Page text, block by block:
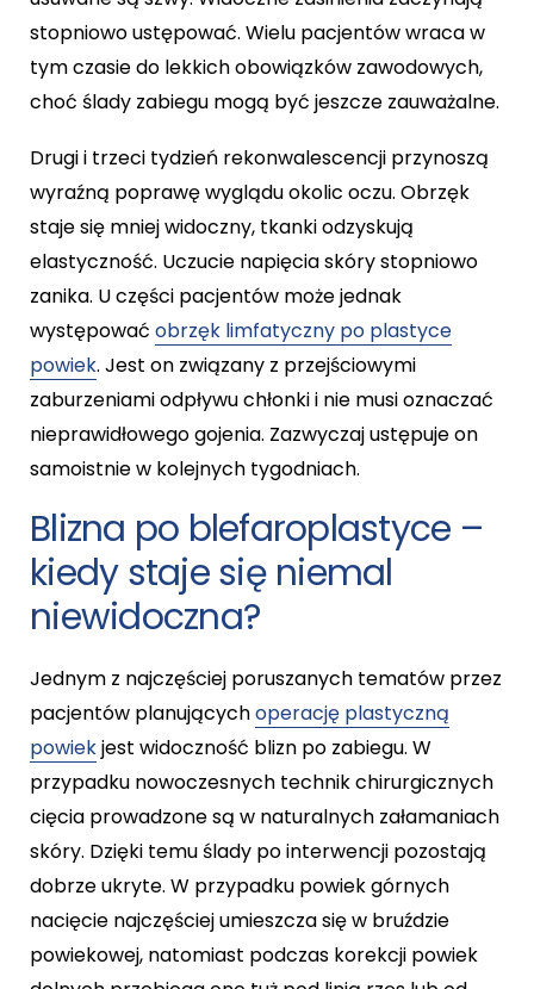
stopniowo ustępować. Wielu pacjentów wraca w
tym czasie do lekkich obowiązków zawodowych,
choć ślady zabiegu mogą być jeszcze zauważalne.
Drugi i trzeci tydzień rekonwalescencji przynoszą
wyraźną poprawę wyglądu okolic oczu. Obrzęk
staje się mniej widoczny, tkanki odzyskują
elastyczność. Uczucie napięcia skóry stopniowo
zanika. U części pacjentów może jednak
występować obrzęk limfatyczny po plastyce
powiek. Jest on związany z przejściowymi
zaburzeniami odpływu chłonki i nie musi oznaczać
nieprawidłowego gojenia. Zazwyczaj ustępuje on
samoistnie w kolejnych tygodniach.
Blizna po blefaroplastyce –
kiedy staje się niemal
niewidoczna?
Jednym z najczęściej poruszanych tematów przez
pacjentów planującychoperację plastyczną
powiekjest widoczność blizn po zabiegu. W
przypadku nowoczesnych technik chirurgicznych
cięcia prowadzone są w naturalnych załamaniach
skóry. Dzięki temu ślady po interwencji pozostają
dobrze ukryte. W przypadku powiek górnych
nacięcie najczęściej umieszcza się w bruździe
powiekowej, natomiast podczas korekcji powiek